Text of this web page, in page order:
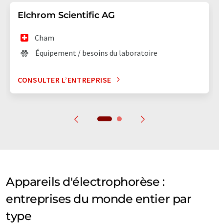
Elchrom Scientific AG
Cham
Équipement / besoins du laboratoire
CONSULTER L’ENTREPRISE
Appareils d'électrophorèse :
entreprises du monde entier par
type